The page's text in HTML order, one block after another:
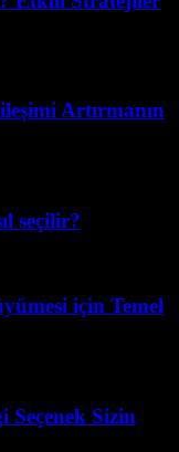
Artırmanın
seçilir?
için Temel
Sizin